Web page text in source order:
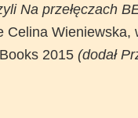
Na przełęczach
Celina
2015 (dodał